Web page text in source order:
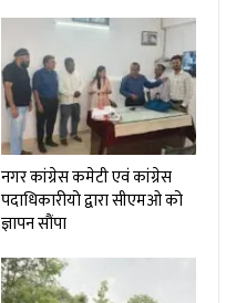
नगर कांग्रेस कमेटी एवं कांग्रेस
पदाधिकारीयो द्वारा सीएमओ को
ज्ञापन सौंपा